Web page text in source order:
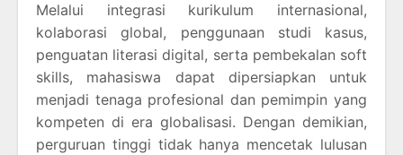
Melalui integrasi kurikulum internasional,
kolaborasi global, penggunaan studi kasus,
penguatan literasi digital, serta pembekalan soft
skills, mahasiswa dapat dipersiapkan untuk
menjadi tenaga profesional dan pemimpin yang
kompeten di era globalisasi. Dengan demikian,
perguruan tinggi tidak hanya mencetak lulusan